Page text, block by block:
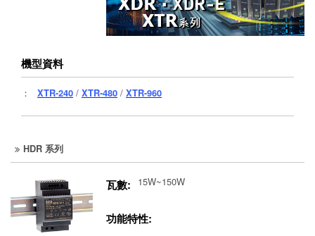
機型資料
： XTR-240 / XTR-480 / XTR-960
HDR 系列
瓦數: 15W~150W
功能特性: